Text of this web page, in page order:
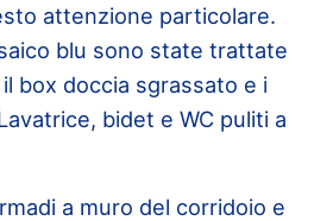
attenzione particolare.
blu sono state trattate
box doccia sgrassato e i
bidet e WC puliti a
a muro del corridoio e